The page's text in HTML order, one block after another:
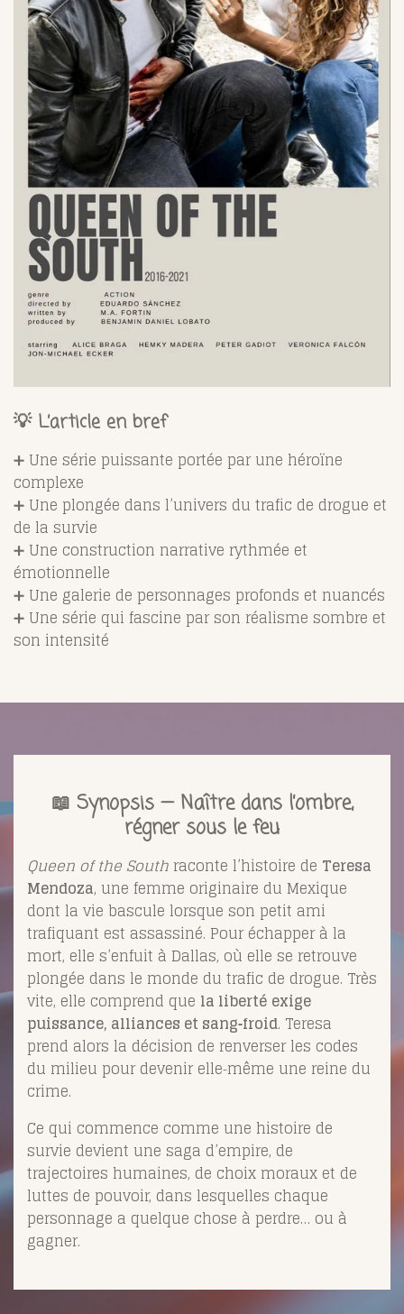
💡 L’article en bref
➕ Une série puissante portée par une héroïne
complexe
➕ Une plongée dans l’univers du trafic de drogue et
de la survie
➕ Une construction narrative rythmée et
émotionnelle
➕ Une galerie de personnages profonds et nuancés
➕ Une série qui fascine par son réalisme sombre et
son intensité
📖 Synopsis — Naître dans l’ombre,
régner sous le feu
Queen of the South raconte l’histoire de Teresa
Mendoza, une femme originaire du Mexique
dont la vie bascule lorsque son petit ami
trafiquant est assassiné. Pour échapper à la
mort, elle s’enfuit à Dallas, où elle se retrouve
plongée dans le monde du trafic de drogue. Très
vite, elle comprend que la liberté exige
puissance, alliances et sang‑froid. Teresa
prend alors la décision de renverser les codes
du milieu pour devenir elle‑même une reine du
crime.
Ce qui commence comme une histoire de
survie devient une saga d’empire, de
trajectoires humaines, de choix moraux et de
luttes de pouvoir, dans lesquelles chaque
personnage a quelque chose à perdre… ou à
gagner.